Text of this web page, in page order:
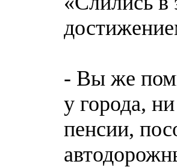
- Вы же
у города,
пенсии,